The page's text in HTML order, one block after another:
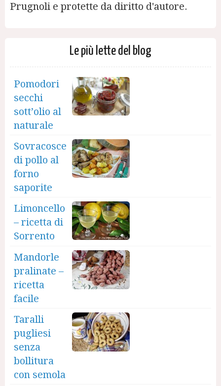
Prugnoli e protette da diritto d'autore.
Le più lette del blog
Pomodori
secchi
sott’olio al
naturale
Sovracosce
di pollo al
forno
saporite
Limoncello
– ricetta di
Sorrento
Mandorle
pralinate –
ricetta
facile
Taralli
pugliesi
senza
bollitura
con semola